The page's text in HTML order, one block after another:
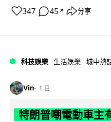
347 45 ↗ 分享
科技娛樂 生活娛樂 城中熱
Vin 1 日
特朗普嘲電動車主